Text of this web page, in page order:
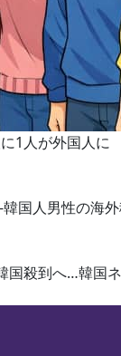
1人が外国人
韓国人男性の海
国殺到へ…韓国